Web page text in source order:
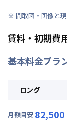
※ 間取図・画像と現
賃料・初期費
基本料金プラ
ロング
月額目安 82,500